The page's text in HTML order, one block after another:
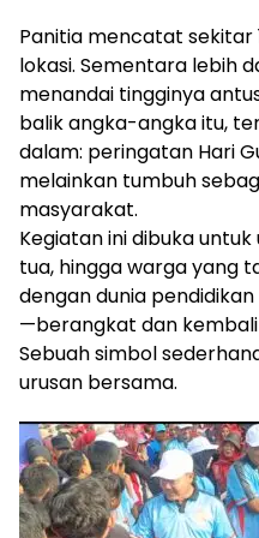
Panitia mencatat sekitar
lokasi. Sementara lebih
menandai tingginya
balik angka-angka itu,
dalam: peringatan Hari
melainkan tumbuh
masyarakat.
Kegiatan ini dibuka
tua, hingga warga yang
dengan dunia
—berangkat dan kembali
Sebuah simbol
urusan bersama.